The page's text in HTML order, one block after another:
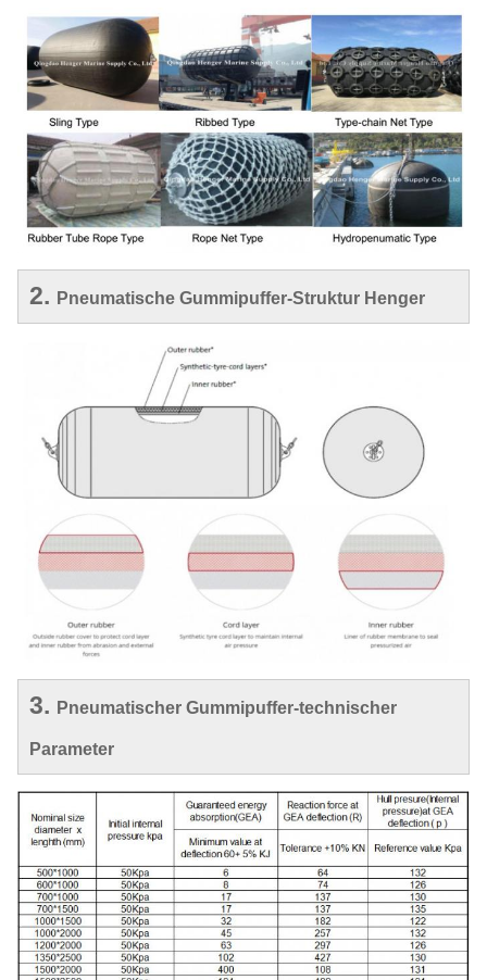
2. Pneumatische Gummipuffer-Struktur Henger
3. Pneumatischer Gummipuffer-technischer
Parameter